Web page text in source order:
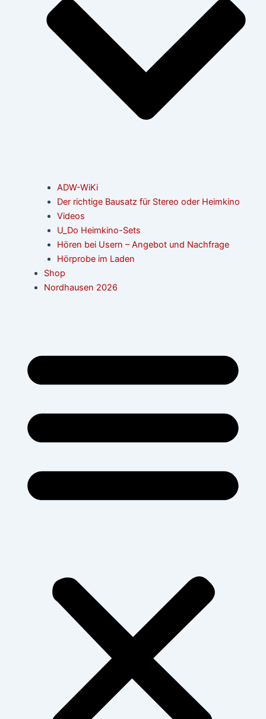
ADW-WiKi
Der richtige Bausatz für Stereo oder Heimkino
Videos
U_Do Heimkino-Sets
Hören bei Usern – Angebot und Nachfrage
Hörprobe im Laden
Shop
Nordhausen 2026